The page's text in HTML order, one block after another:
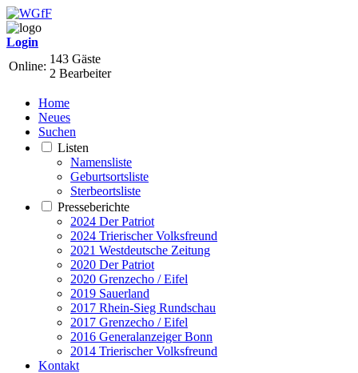
Login
Online:
143 Gäste
2 Bearbeiter
Home
Neues
Suchen
Listen
Namensliste
Geburtsortsliste
Sterbeortsliste
Presseberichte
2024 Der Patriot
2024 Trierischer Volksfreund
2021 Westdeutsche Zeitung
2020 Der Patriot
2020 Grenzecho / Eifel
2019 Sauerland
2017 Rhein-Sieg Rundschau
2017 Grenzecho / Eifel
2016 Generalanzeiger Bonn
2014 Trierischer Volksfreund
Kontakt